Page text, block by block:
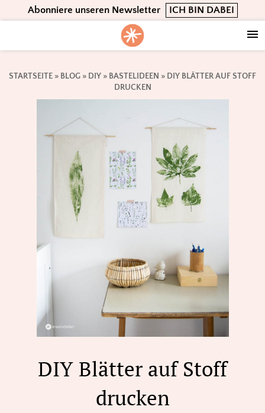
to
navigation
to
content
to
Abonniere unseren Newsletter ICH BIN DABEI
STARTSEITE » BLOG » DIY » BASTELIDEEN » DIY BLÄTTER AUF STOFF
DRUCKEN
DIY Blätter auf Stoff
drucken